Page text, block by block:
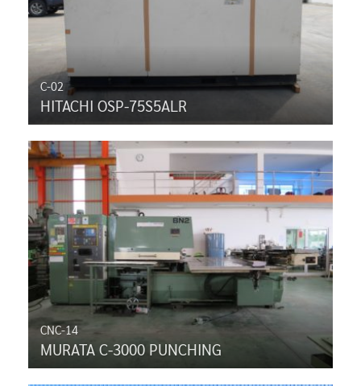
C-02
HITACHI OSP-75S5ALR
CNC-14
MURATA C-3000 PUNCHING